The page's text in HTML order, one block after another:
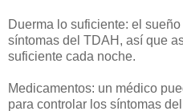
Duerma lo suficiente: el
síntomas del TDAH, así que
suficiente cada noche.
Medicamentos: un médico
para controlar los síntomas